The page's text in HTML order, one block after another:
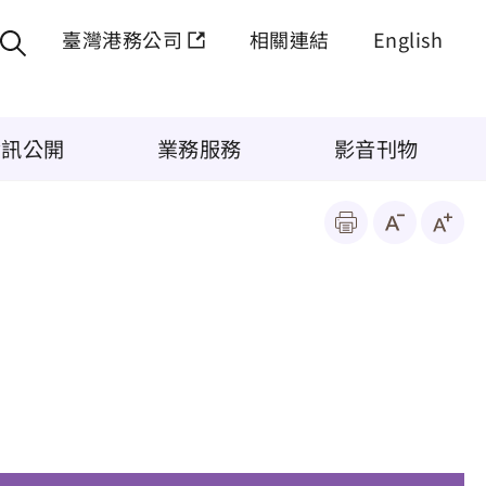
臺灣港務公司 相關連結 English
公開 業務服務 影音刊物